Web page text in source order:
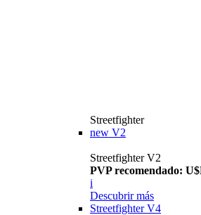
Streetfighter
new V2
Streetfighter V2
PVP recomendado:
i
Descubrir más
Streetfighter V4